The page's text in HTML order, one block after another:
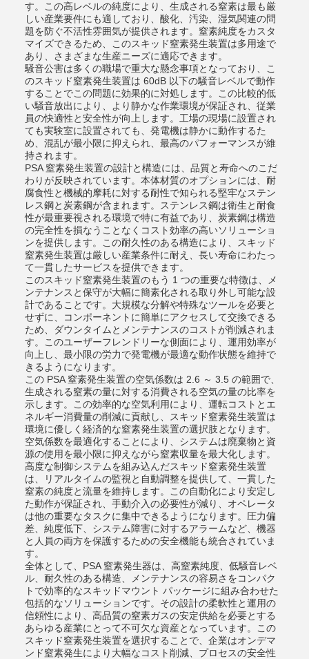
す。この高レベルの純度により、生成される窒素は最も厳
しい産業要件にも適しており、酸化、汚染、湿気関連の問
題を防ぐ不活性雰囲気が提供されます。窒素純度をカスタ
マイズできるため、このスキッド窒素発生装置は多用途で
あり、さまざまな生産ニーズに適応できます。
騒音公害は多くの職場で重大な懸念事項となっており、こ
のスキッド窒素発生装置は 60dB 以下の騒音レベルで動作
することでこの問題に効果的に対処します。この比較的低
い騒音放出により、より静かな作業環境が保証され、従業
員の快適性と安全性が向上します。工場の現場に設置され
ても実験室に設置されても、発電機は静かに動作するた
め、混乱が最小限に抑えられ、最高のパフォーマンスが維
持されます。
PSA 窒素発生装置の設計と構造には、品質と寿命へのこだ
わりが反映されています。本体材質のオプションには、耐
腐食性と機械的摩耗に対する耐性で知られる堅牢なステン
レス鋼と炭素鋼が含まれます。ステンレス鋼は衛生と耐食
性が最重要視される環境で特に有益であり、炭素鋼は構造
の完全性を損なうことなくコスト効率の高いソリューショ
ンを提供します。この耐久性のある構造により、スキッド
窒素発生装置は厳しい産業条件に耐え、長い寿命にわたっ
て一貫したサービスを提供できます。
このスキッド窒素発生装置のもう 1 つの重要な特徴は、メ
ンテナンスと保守が大幅に簡素化される取り外し可能な設
計であることです。大規模な分解や特殊なツールを必要と
せずに、コンポーネントに簡単にアクセスして交換できる
ため、ダウンタイムとメンテナンスのコストが削減されま
す。このユーザーフレンドリーな側面により、運用効率が
向上し、最小限の労力で発電機が最適な動作状態を維持で
きるようになります。
この PSA 窒素発生装置の空気係数は 2.6 ～ 3.5 の範囲で、
生成される窒素の量に対する消費される空気の量の比率を
示します。この効率的な空気利用により、運転コストとエ
ネルギー消費量の削減に貢献し、スキッド窒素発生装置は
環境に優しく経済的な窒素発生装置の選択肢となります。
空気係数を最適化することにより、システムは廃棄物と資
源の使用を最小限に抑えながら窒素収量を最大化します。
高度な制御システムを組み込んだスキッド窒素発生装置
は、リアルタイムの監視と自動調整を提供して、一貫した
窒素の純度と流量を維持します。この自動化により安定し
た動作が保証され、手動介入の必要性が減り、オペレータ
は他の重要なタスクに集中できるようになります。圧力偏
差、純度低下、システム障害に対するアラームなど、機器
と人員の両方を保護するための安全機能も統合されていま
す。
全体として、PSA 窒素発生器は、高窒素純度、低騒音レベ
ル、耐久性のある構造、メンテナンスの容易さをコンパク
トで効率的なスキッドマウント パッケージに組み合わせた
包括的なソリューションです。その設計の柔軟性と運用の
信頼性により、高品質の窒素ガスの安定供給を必要とする
あらゆる産業にとって不可欠な資産となっています。この
スキッド窒素発生装置を選択することで、企業はオンデマ
ンド窒素発生により大幅なコスト削減、プロセスの安全性